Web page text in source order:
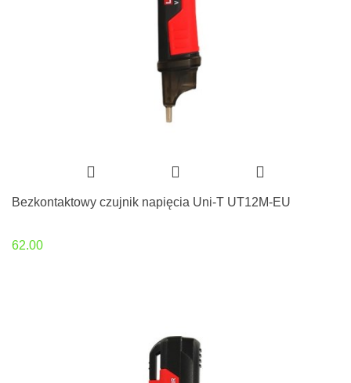
Bezkontaktowy czujnik napięcia Uni-T UT12M-EU
62.00